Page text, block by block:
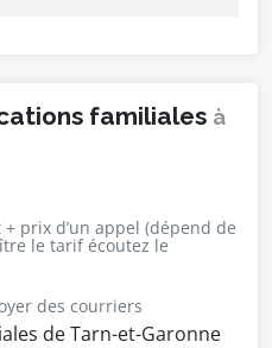
familiales à
prix d’un appel (dépend de
le tarif écoutez le
des courriers
de Tarn-et-Garonne